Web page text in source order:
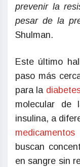
prevenir la
pesar de la
Shulman.
Este último
paso más
para la
molecular
insulina, a
buscan
en sangre sin